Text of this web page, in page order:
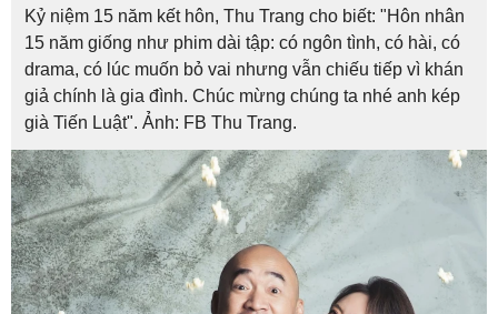
Kỷ niệm 15 năm kết hôn, Thu Trang cho biết: "Hôn nhân
15 năm giống như phim dài tập: có ngôn tình, có hài, có
drama, có lúc muốn bỏ vai nhưng vẫn chiếu tiếp vì khán
giả chính là gia đình. Chúc mừng chúng ta nhé anh kép
già Tiến Luật". Ảnh: FB Thu Trang.